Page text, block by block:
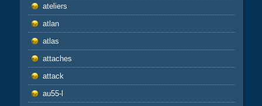
ateliers
atlan
atlas
attaches
attack
au55-l